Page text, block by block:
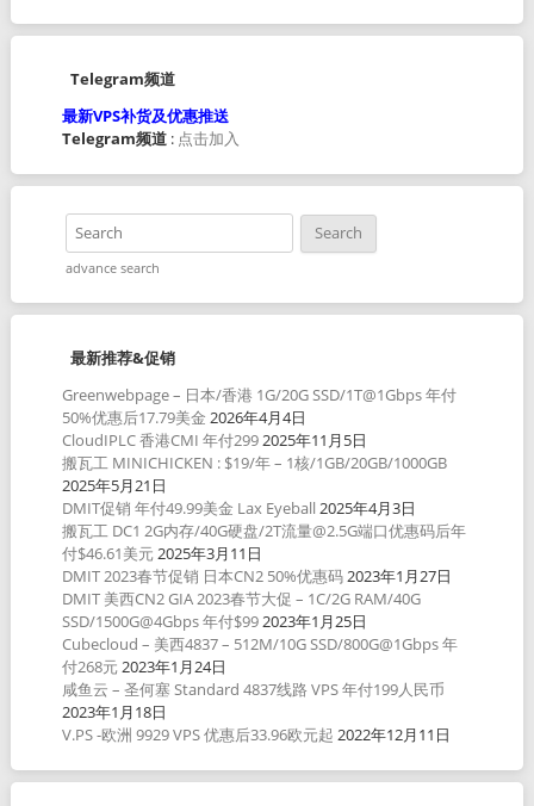
Telegram频道
最新VPS补货及优惠推送
Telegram频道: 点击加入
advance search
最新推荐&促销
Greenwebpage – 日本/香港 1G/20G SSD/1T@1Gbps 年付
50%优惠后17.79美金 2026年4月4日
CloudIPLC 香港CMI 年付2992025年11月5日
搬瓦工 MINICHICKEN : $19/年 – 1核/1GB/20GB/1000GB
2025年5月21日
DMIT促销 年付49.99美金 Lax Eyeball 2025年4月3日
搬瓦工 DC1 2G内存/40G硬盘/2T流量@2.5G端口优惠码后年
付$46.61美元2025年3月11日
DMIT 2023春节促销 日本CN2 50%优惠码2023年1月27日
DMIT 美西CN2 GIA 2023春节大促 – 1C/2G RAM/40G
SSD/1500G@4Gbps 年付$992023年1月25日
Cubecloud – 美西4837 – 512M/10G SSD/800G@1Gbps 年
付268元2023年1月24日
咸鱼云 – 圣何塞 Standard 4837线路 VPS 年付199人民币
2023年1月18日
V.PS -欧洲 9929 VPS 优惠后33.96欧元起 2022年12月11日